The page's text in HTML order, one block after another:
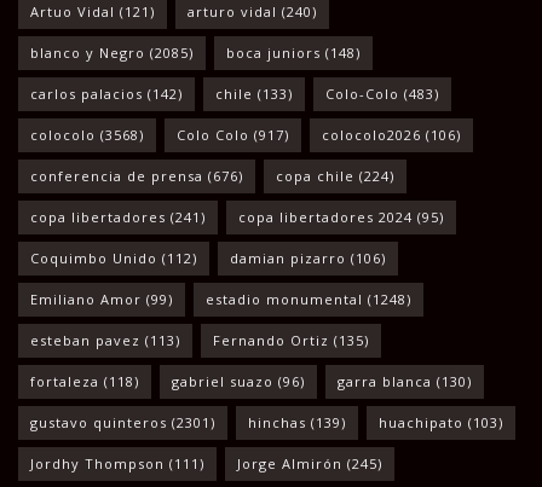
Artuo Vidal (121) arturo vidal (240)
blanco y Negro (2085) boca juniors (148)
carlos palacios (142) chile (133) Colo-Colo (483)
colocolo (3568) Colo Colo (917) colocolo2026 (106)
conferencia de prensa (676) copa chile (224)
copa libertadores (241) copa libertadores 2024 (95)
Coquimbo Unido (112) damian pizarro (106)
Emiliano Amor (99) estadio monumental (1248)
esteban pavez (113) Fernando Ortiz (135)
fortaleza (118) gabriel suazo (96) garra blanca (130)
gustavo quinteros (2301) hinchas (139) huachipato (103)
Jordhy Thompson (111) Jorge Almirón (245)